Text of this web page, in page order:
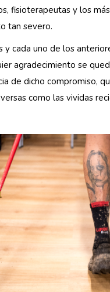
fisioterapeutas y los
tan severo.
cada uno de los
agradecimiento se
de dicho
como las vividas